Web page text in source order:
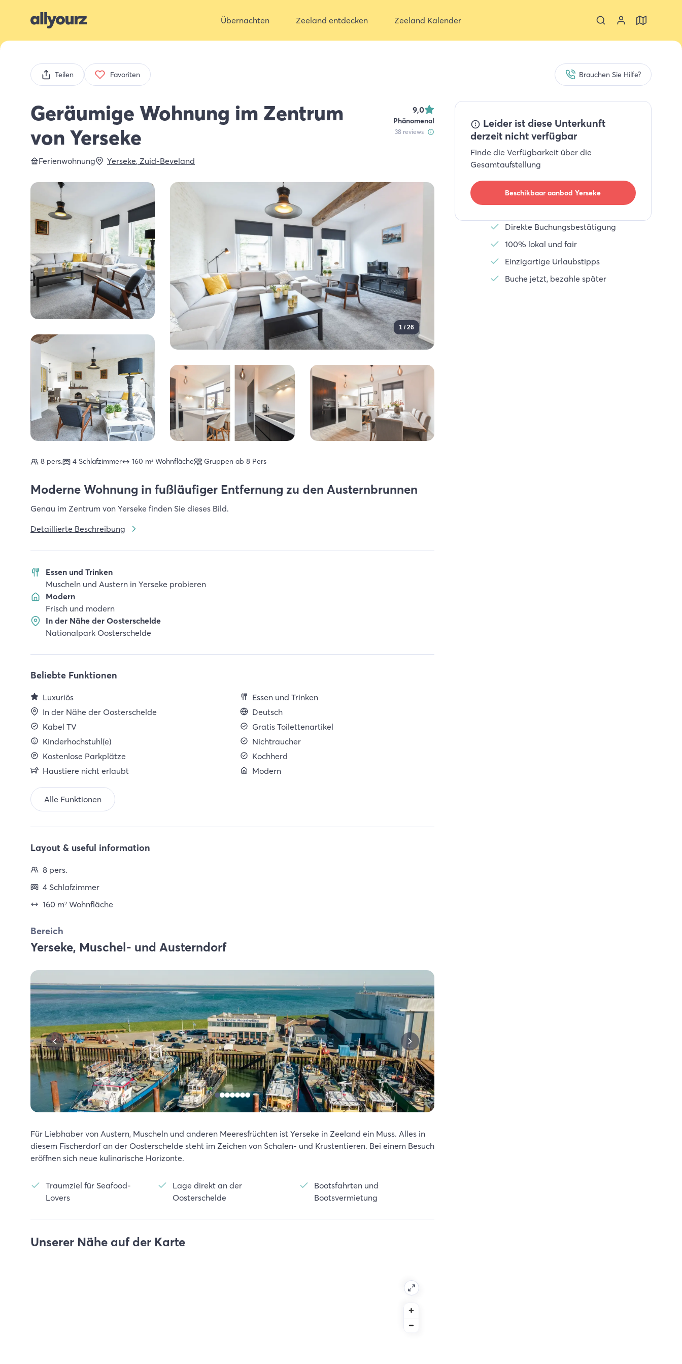
Übernachten Zeeland entdecken Zeeland Kalender
Teilen Favoriten Brauchen Sie Hilfe?
Geräumige Wohnung im Zentrum
von Yerseke
Ferienwohnung
9,0
Phänomenal
38reviews
Yerseke, Zuid-Beveland
1 / 26
8 pers. 4 Schlafzimmer 160 m² Wohnfläche Gruppen ab 8 Pers
Moderne Wohnung in fußläufiger Entfernung zu den Austernbrunnen
Genau im Zentrum von Yerseke finden Sie dieses Bild.
Detaillierte Beschreibung
Essen und Trinken
Muscheln und Austern in Yerseke probieren
Modern
Frisch und modern
In der Nähe der Oosterschelde
Nationalpark Oosterschelde
Beliebte Funktionen
Luxuriös
In der Nähe der Oosterschelde
Kabel TV
Kinderhochstuhl(e)
Kostenlose Parkplätze
Haustiere nicht erlaubt
Essen und Trinken
Deutsch
Gratis Toilettenartikel
Nichtraucher
Kochherd
Modern
Alle Funktionen
Layout & useful information
8 pers.
4 Schlafzimmer
160 m² Wohnfläche
Bereich
Yerseke, Muschel- und Austerndorf
Für Liebhaber von Austern, Muscheln und anderen Meeresfrüchten ist Yerseke in Zeeland ein Muss. Alles in
diesem Fischerdorf an der Oosterschelde steht im Zeichen von Schalen- und Krustentieren. Bei einem Besuch
eröffnen sich neue kulinarische Horizonte.
Traumziel für Seafood-
Lovers
Lage direkt an der
Oosterschelde
Bootsfahrten und
Bootsvermietung
Unserer Nähe auf der Karte
Leider ist diese Unterkunft
derzeit nicht verfügbar
Finde die Verfügbarkeit über die
Gesamtaufstellung
Beschikbaar aanbod Yerseke
Direkte Buchungsbestätigung
100% lokal und fair
Einzigartige Urlaubstipps
Buche jetzt, bezahle später